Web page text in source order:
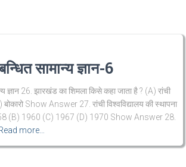
सामान्य ज्ञान-6
ज्ञान 26. झारखंड का शिमला किसे कहा जाता है ? (A) रांची
Show Answer 27. रांची विश्वविद्यालय की स्थापना
(B) 1960 (C) 1967 (D) 1970 Show Answer 28.
more…